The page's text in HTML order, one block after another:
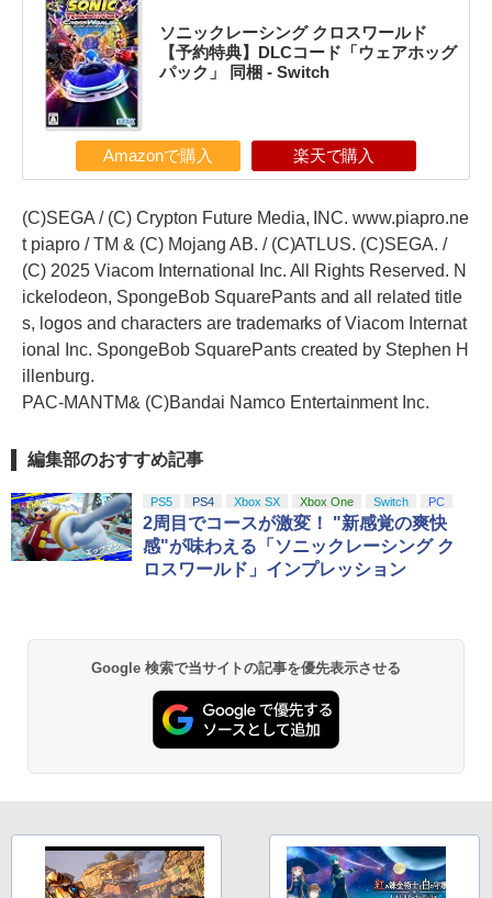
ソニックレーシング クロスワールド
【予約特典】DLCコード「ウェアホッグ
パック」 同梱 - Switch
Amazonで購入 楽天で購入
(C)SEGA / (C) Crypton Future Media, INC. www.piapro.ne
t piapro / TM & (C) Mojang AB. / (C)ATLUS. (C)SEGA. /
(C) 2025 Viacom International Inc. All Rights Reserved. N
ickelodeon, SpongeBob SquarePants and all related title
s, logos and characters are trademarks of Viacom Internat
ional Inc. SpongeBob SquarePants created by Stephen H
illenburg.
PAC-MANTM& (C)Bandai Namco Entertainment Inc.
編集部のおすすめ記事
PS5 PS4 Xbox SX Xbox One Switch PC
2周目でコースが激変！ "新感覚の爽快
感"が味わえる「ソニックレーシング ク
ロスワールド」インプレッション
Google 検索で当サイトの記事を優先表示させる